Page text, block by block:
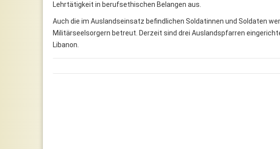
Lehrtätigkeit in berufsethischen Belangen aus.
Auch die im Auslandseinsatz befindlichen Soldatinnen und Soldaten
Militärseelsorgern betreut. Derzeit sind drei Auslandspfarren
Libanon.